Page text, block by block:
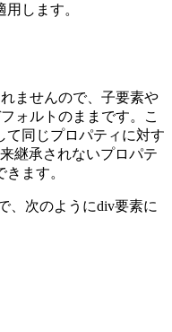
します。
ませんので、子要素や
ォルトのままです。こ
て同じプロパティに対す
継承されないプロパテ
ます。
、次のようにdiv要素に